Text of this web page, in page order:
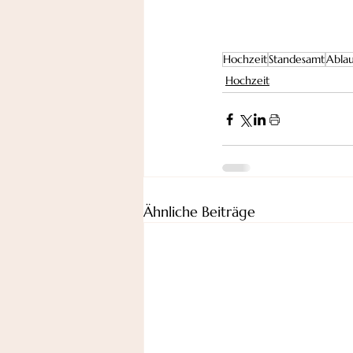
HochzeitStandesamt
Hochzeit
Ähnliche Beiträge